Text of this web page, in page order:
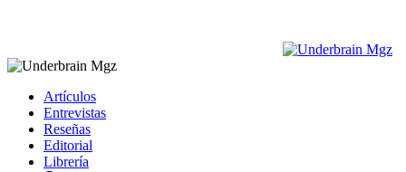
Artículos
Entrevistas
Reseñas
Editorial
Librería